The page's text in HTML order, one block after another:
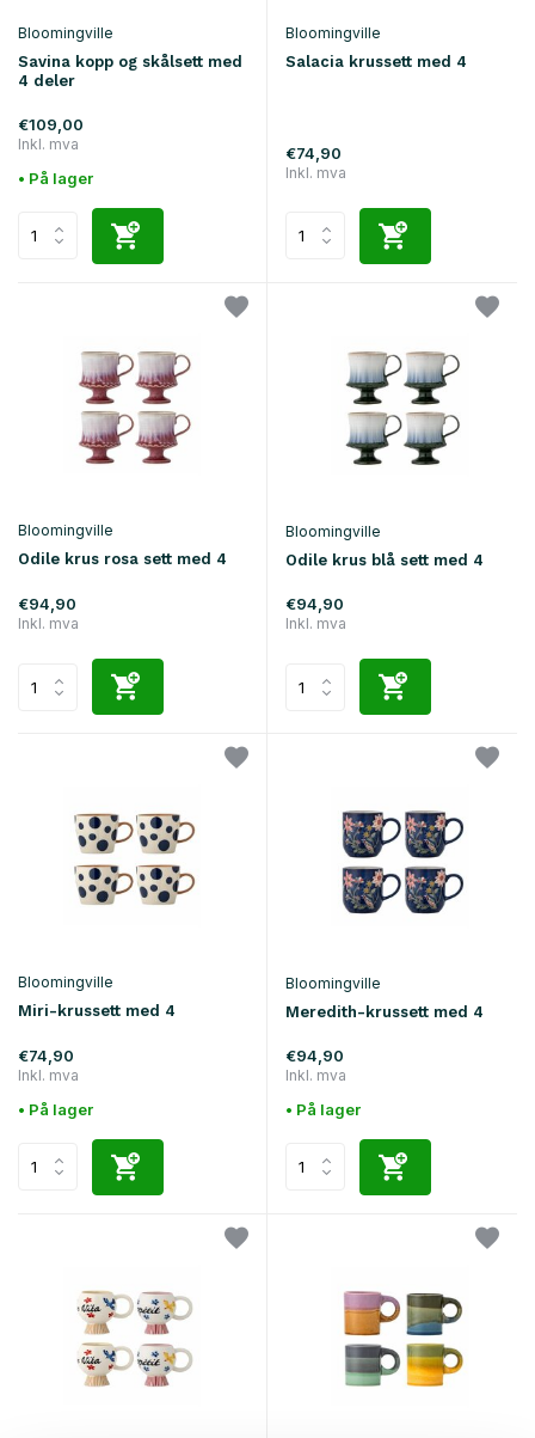
Bloomingville
Savina kopp og skålsett med
4 deler
€109,00
Inkl. mva
• På lager
Bloomingville
Salacia krussett med 4
€74,90
Inkl. mva
Bloomingville
Odile krus rosa sett med 4
€94,90
Inkl. mva
Bloomingville
Odile krus blå sett med 4
€94,90
Inkl. mva
Bloomingville
Miri-krussett med 4
€74,90
Inkl. mva
• På lager
Bloomingville
Meredith-krussett med 4
€94,90
Inkl. mva
• På lager